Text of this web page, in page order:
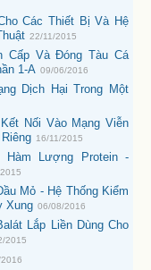
Các Thiết Bị Và Hệ
22/11/2015
Cấp Và Đóng Tàu Cá
1-A 09/06/2016
Dịch Hại Trong Một
Nối Vào Mạng Viễn
16/11/2015
Lượng Protein -
Mỏ - Hệ Thống Kiểm
Xung 06/08/2016
Lắp Liền Dùng Cho
2015